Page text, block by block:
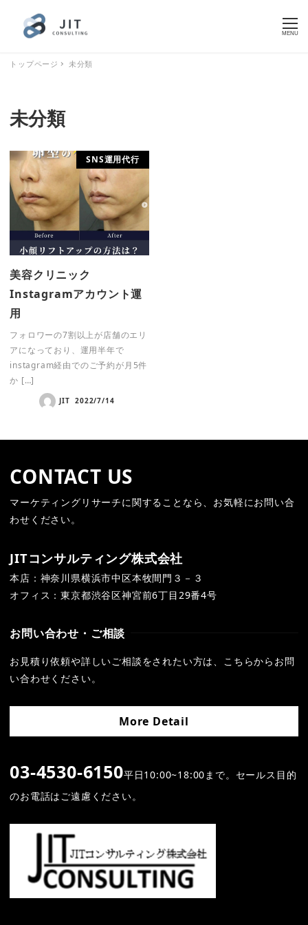
MENU
トップページ 未分類
未分類
SNS運用代行
美容クリニック
Instagramアカウント運
用
フォロワーの7割以上が店舗のエリ
アになっており、運用半年で
instagram経由でのご予約が月5件
か […]
JIT 2022/7/14
CONTACT US
マーケティングリサーチに関することなら、お気軽にお問い合
わせください。
JITコンサルティング株式会社
本店：神奈川県横浜市中区本牧間門３－３
オフィス：東京都渋谷区神宮前6丁目29番4号
お問い合わせ・ご相談
お見積り依頼や詳しいご相談をされたい方は、こちらからお問
い合わせください。
More Detail
03-4530-6150平日10:00~18:00まで。セールス目的
のお電話はご遠慮ください。